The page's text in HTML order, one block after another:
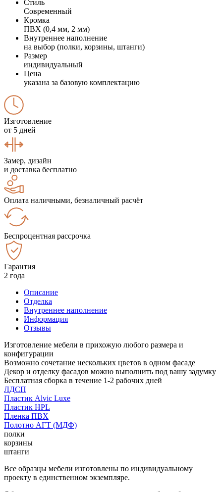
Стиль
Современный
Кромка
ПВХ (0,4 мм, 2 мм)
Внутреннее наполнение
на выбор (полки, корзины, штанги)
Размер
индивидуальный
Цена
указана за базовую комплектацию
Изготовление
от 5 дней
Замер, дизайн
и доставка бесплатно
Оплата наличными, безналичный расчёт
Беспроцентная рассрочка
Гарантия
2 года
Описание
Отделка
Внутреннее наполнение
Информация
Отзывы
Изготовление мебели в прихожую любого размера и
конфигурации
Возможно сочетание нескольких цветов в одном фасаде
Декор и отделку фасадов можно выполнить под вашу задумку
Бесплатная сборка в течение 1-2 рабочих дней
ЛДСП
Пластик Alvic Luxe
Пластик HPL
Пленка ПВХ
Полотно АГТ (МДФ)
полки
корзины
штанги
Все образцы мебели изготовлены по индивидуальному
проекту в единственном экземпляре.